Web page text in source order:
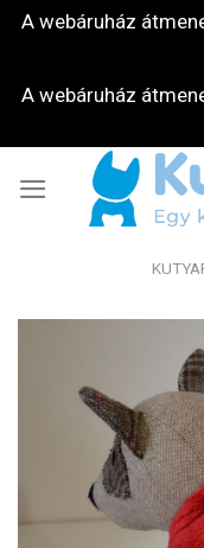
A webáruház
A webáruház